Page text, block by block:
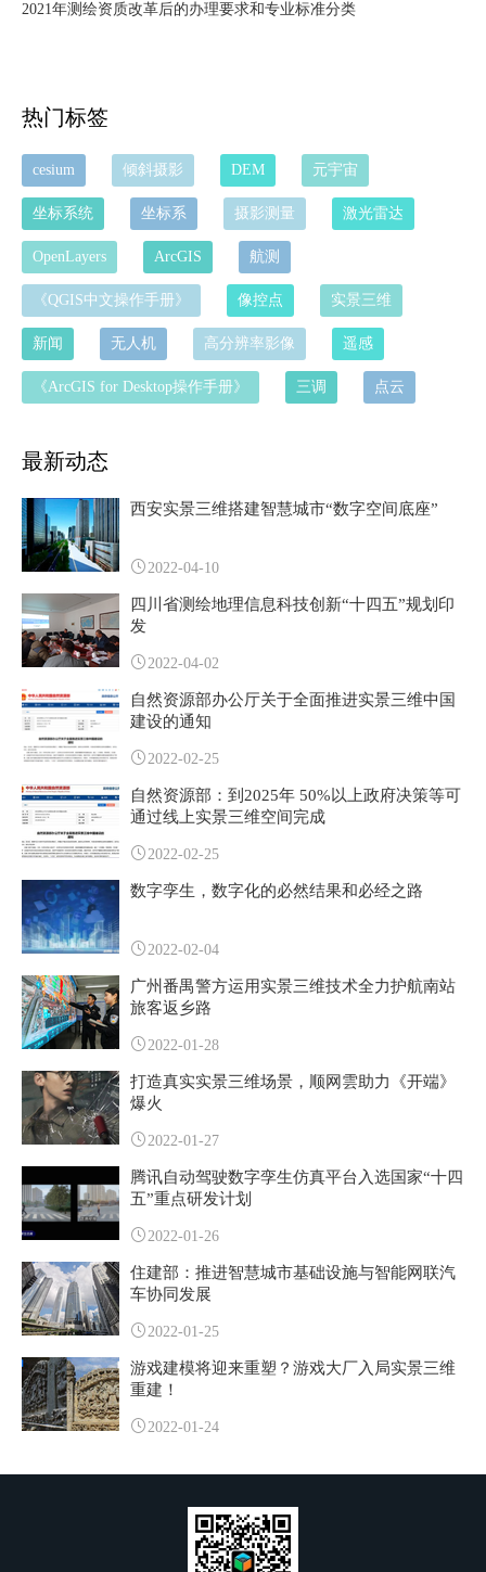
2021年测绘资质改革后的办理要求和专业标准分类
热门标签
cesium 倾斜摄影 DEM 元宇宙
坐标系统 坐标系 摄影测量 激光雷达
OpenLayers ArcGIS 航测
《QGIS中文操作手册》 像控点 实景三维
新闻 无人机 高分辨率影像 遥感
《ArcGIS for Desktop操作手册》 三调 点云
最新动态
西安实景三维搭建智慧城市“数字空间底座”
2022-04-10
四川省测绘地理信息科技创新“十四五”规划印
发
2022-04-02
自然资源部办公厅关于全面推进实景三维中国
建设的通知
2022-02-25
自然资源部：到2025年 50%以上政府决策等可
通过线上实景三维空间完成
2022-02-25
数字孪生，数字化的必然结果和必经之路
2022-02-04
广州番禺警方运用实景三维技术全力护航南站
旅客返乡路
2022-01-28
打造真实实景三维场景，顺网雲助力《开端》
爆火
2022-01-27
腾讯自动驾驶数字孪生仿真平台入选国家“十四
五”重点研发计划
2022-01-26
住建部：推进智慧城市基础设施与智能网联汽
车协同发展
2022-01-25
游戏建模将迎来重塑？游戏大厂入局实景三维
重建！
2022-01-24